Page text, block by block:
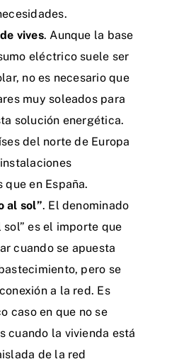
vives. Aunque la base
eléctrico suele ser
no es necesario que
muy soleados para
solución energética.
del norte de Europa
en España.
al sol”. El denominado
sol” es el importe que
cuando se apuesta
pero se
a la red. Es
caso en que no se
cuando la vivienda está
de la red